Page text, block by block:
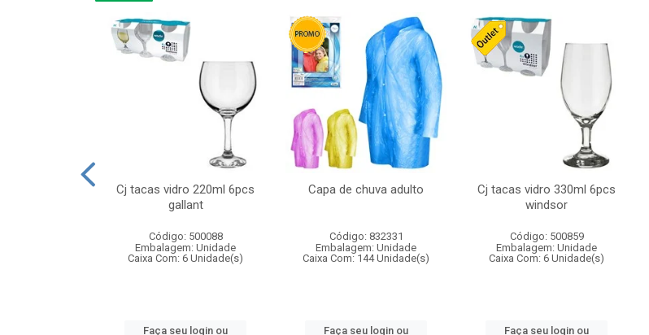
Cj tacas vidro 220ml 6pcs
gallant
Código: 500088
Embalagem: Unidade
Caixa Com: 6 Unidade(s)
Faça seu login ou
Capa de chuva adulto
Código: 832331
Embalagem: Unidade
Caixa Com: 144 Unidade(s)
Faça seu login ou
Cj tacas vidro 330ml 6pcs
windsor
Código: 500859
Embalagem: Unidade
Caixa Com: 6 Unidade(s)
Faça seu login ou